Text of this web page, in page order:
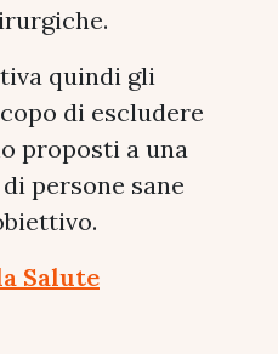
quindi gli
di escludere
proposti a una
persone sane
Salute